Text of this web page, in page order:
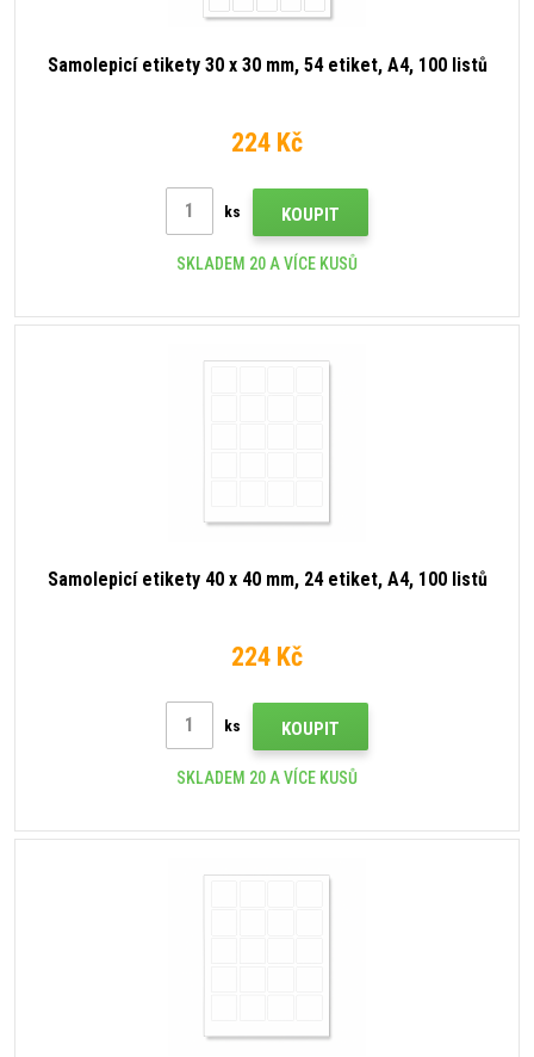
Samolepicí etikety 30 x 30 mm, 54 etiket, A4, 100 listů
224 Kč
ks KOUPIT
SKLADEM 20 A VÍCE KUSŮ
Samolepicí etikety 40 x 40 mm, 24 etiket, A4, 100 listů
224 Kč
ks KOUPIT
SKLADEM 20 A VÍCE KUSŮ